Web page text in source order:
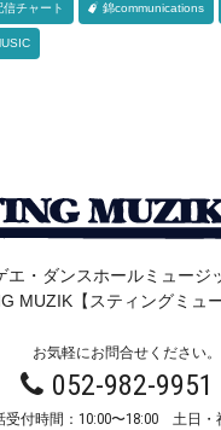
信チャート 錦communications
エ・ダンスホールミュージ
MUZIK【スティングミュー
お気軽にお問合せください。
052-982-
受付時間：10:00〜18:00 土日・